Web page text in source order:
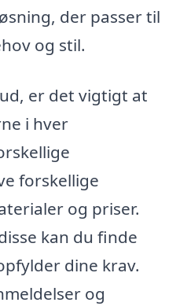
der passer til
og stil.
er det vigtigt at
i hver
forskellige
og priser.
kan du finde
dine krav.
og